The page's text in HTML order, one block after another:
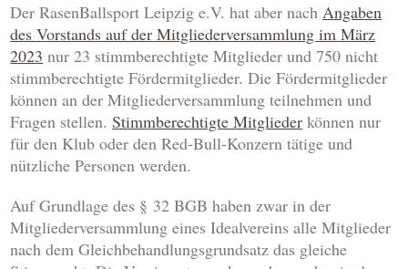
Der RasenBallsport Leipzig e.V. hat aber nachAngaben
des Vorstands auf der Mitgliederversammlung im März
2023 nur 23 stimmberechtigte Mitglieder und 750 nicht
stimmberechtigte Fördermitglieder. Die Fördermitglieder
können an der Mitgliederversammlung teilnehmen und
Fragen stellen.Stimmberechtigte Mitglieder können nur
für den Klub oder den Red-Bull-Konzern tätige und
nützliche Personen werden.
Auf Grundlage des § 32 BGB haben zwar in der
Mitgliederversammlung eines Idealvereins alle Mitglieder
nach dem Gleichbehandlungsgrundsatz das gleiche